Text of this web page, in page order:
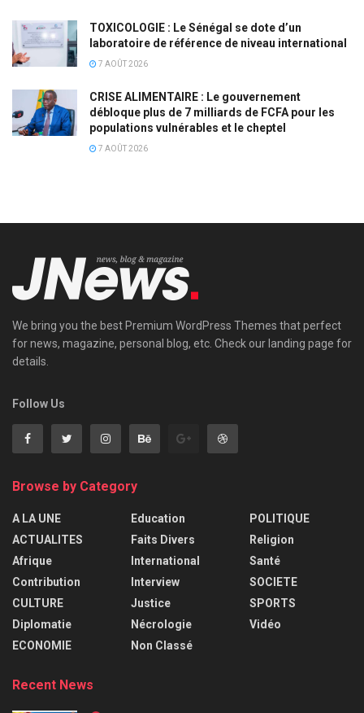
TOXICOLOGIE : Le Sénégal se dote d’un
laboratoire de référence de niveau international
7 AOÛT 2026
CRISE ALIMENTAIRE : Le gouvernement
débloque plus de 7 milliards de FCFA pour les
populations vulnérables et le cheptel
7 AOÛT 2026
We bring you the best Premium WordPress Themes that perfect
for news, magazine, personal blog, etc. Check our landing page for
details.
Follow Us
Browse by Category
A LA UNE
ACTUALITES
Afrique
Contribution
CULTURE
Diplomatie
ECONOMIE
Education
Faits Divers
International
Interview
Justice
Nécrologie
Non Classé
POLITIQUE
Religion
Santé
SOCIETE
SPORTS
Vidéo
Recent News